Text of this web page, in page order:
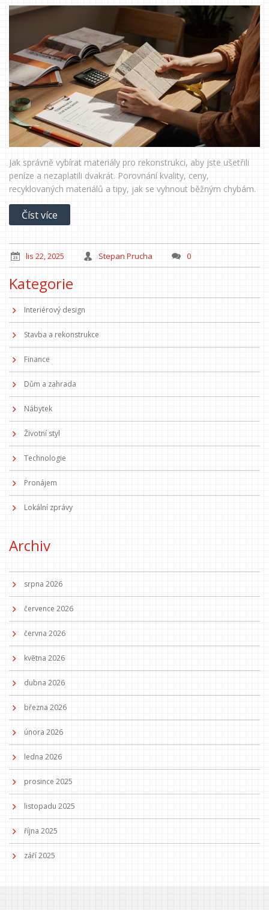
Jak správně vybírat materiály pro rekonstrukci, aby jste ušetřili
peníze a nezaplatili dvakrát. Porovnání kvality, ceny,
recyklovaných materiálů a tipy, jak se vyhnout běžným chybám.
Číst více
lis 22, 2025 Stepan Prucha 0
Kategorie
Interiérový design
Stavba a rekonstrukce
Finance
Dům a zahrada
Nábytek
Životní styl
Technologie
Pronájem
Lokální zprávy
Archiv
srpna 2026
července 2026
června 2026
května 2026
dubna 2026
března 2026
února 2026
ledna 2026
prosince 2025
listopadu 2025
října 2025
září 2025